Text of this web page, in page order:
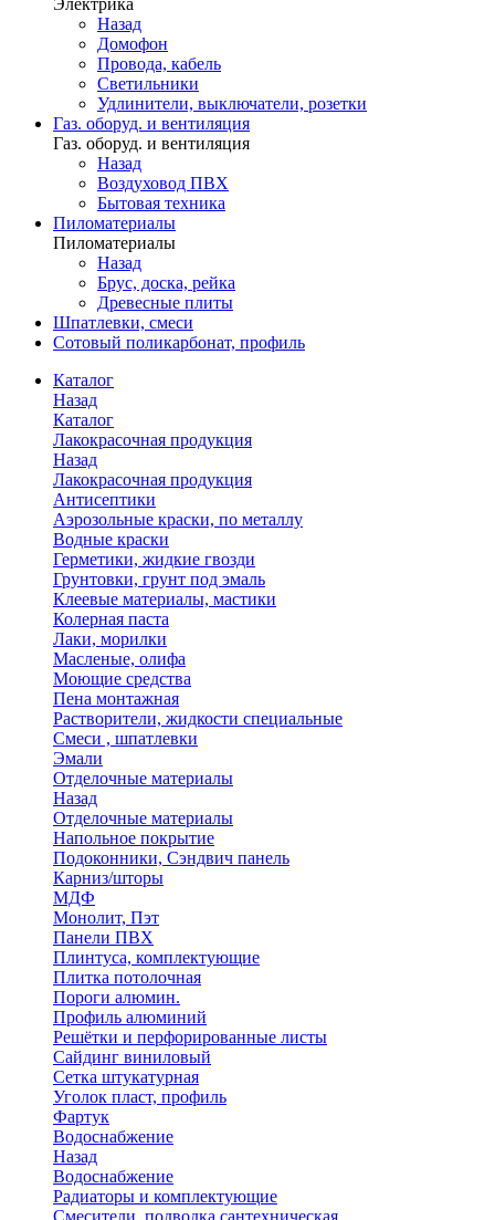
Электрика
Назад
Домофон
Провода, кабель
Светильники
Удлинители, выключатели, розетки
Газ. оборуд. и вентиляция
Газ. оборуд. и вентиляция
Назад
Воздуховод ПВХ
Бытовая техника
Пиломатериалы
Пиломатериалы
Назад
Брус, доска, рейка
Древесные плиты
Шпатлевки, смеси
Сотовый поликарбонат, профиль
Каталог
Назад
Каталог
Лакокрасочная продукция
Назад
Лакокрасочная продукция
Антисептики
Аэрозольные краски, по металлу
Водные краски
Герметики, жидкие гвозди
Грунтовки, грунт под эмаль
Клеевые материалы, мастики
Колерная паста
Лаки, морилки
Масленые, олифа
Моющие средства
Пена монтажная
Растворители, жидкости специальные
Смеси , шпатлевки
Эмали
Отделочные материалы
Назад
Отделочные материалы
Напольное покрытие
Подоконники, Сэндвич панель
Карниз/шторы
МДФ
Монолит, Пэт
Панели ПВХ
Плинтуса, комплектующие
Плитка потолочная
Пороги алюмин.
Профиль алюминий
Решётки и перфорированные листы
Сайдинг виниловый
Сетка штукатурная
Уголок пласт, профиль
Фартук
Водоснабжение
Назад
Водоснабжение
Радиаторы и комплектующие
Смесители, подводка сантехническая